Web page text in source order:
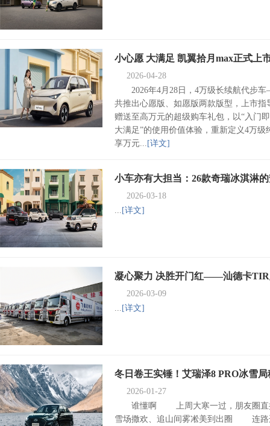
小心愿 大满足 凯翼拾月max正式上
超级礼包
2026-04-28
2026年4月28日，4万级长续航代步
共推出心愿版、如愿版两款版型，上市指
赠送至高万元的超级购车礼包，以“入门
大满足”的使用价值体验，重新定义4
享万元... [详文]
小车亦有大担当：26款奇瑞冰淇淋
2026-03-18
[详文]
凝心聚力 决胜开门红——汕德卡TIR
功交付！
2026-03-09
[详文]
冬日卷王实锤！艾瑞泽8 PRO冰雪
2026-01-27
谁懂啊 上周大寒一过，朋友圈直
雪场撒欢、追山间雾凇美到出圈 连